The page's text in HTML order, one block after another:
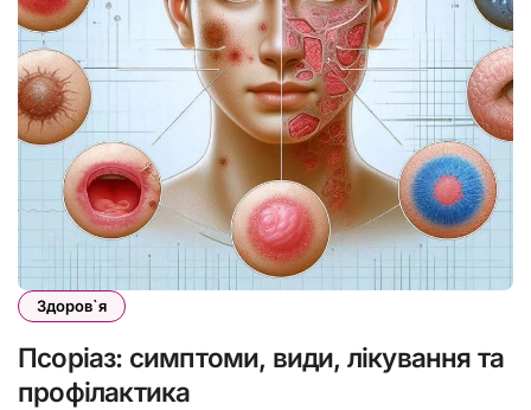
Здоров`я
Псоріаз: симптоми, види, лікування та
профілактика